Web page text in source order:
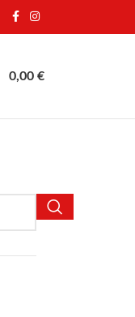
0,00 €